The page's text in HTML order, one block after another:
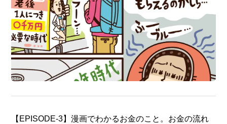
【EPISODE-3】漫画でわかるお金のこと。お金の流れ